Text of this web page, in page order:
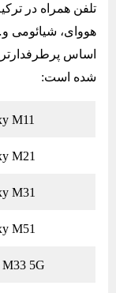
تلفن همراه در
هووای، شیائومی
اساس
شده است:
M11
M21
M31
M51
M33 5G